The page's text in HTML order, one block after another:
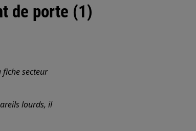
de porte (1)
secteur
lourds, il